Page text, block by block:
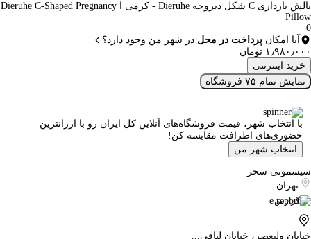
بالش بارداری C شکل دیروحه Dieruhe - کرمی ا Dieruhe C-Shaped Pregnancy
Pillow
0
آیا امکان پرداخت در محل در شهر من وجود دارد؟
۱٫۹۸۰٫۰۰۰ تومان
خرید اینترنتی
نمایش تمام ۷۵ فروشگاه
با انتخاب شهر، قیمت فروشگاه‌های آنلاین کل ایران رو با ارزانترین
حضوری‌های اطرافت مقایسه کن!
انتخاب شهر من
سیسمونی سحر
تهران
گزارش
خیابان ولیعصر، خیابان لبافی...